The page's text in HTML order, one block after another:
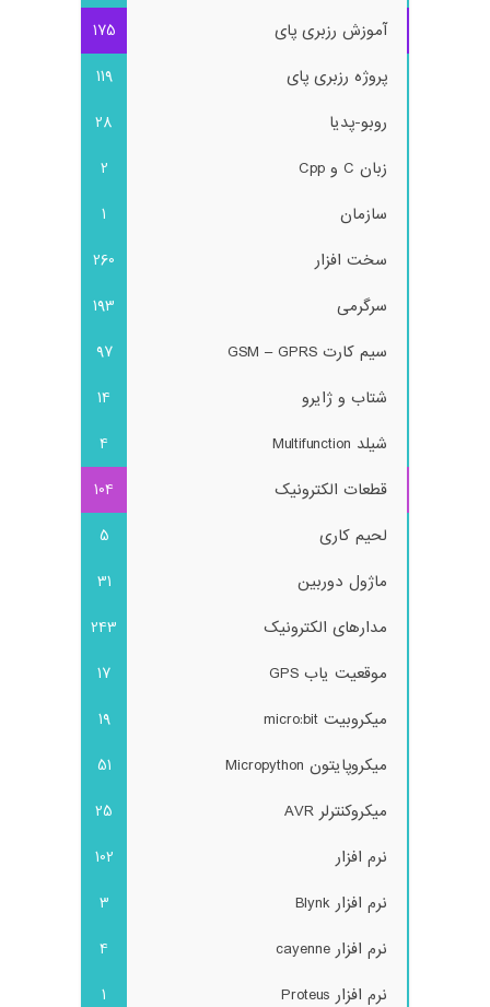
آموزش رزبری پای
175
پروژه رزبری پای
119
روبو-پدیا
28
زبان C و Cpp
2
سازمان
1
سخت افزار
260
سرگرمی
193
سیم کارت GSM – GPRS
97
شتاب و ژایرو
14
شیلد Multifunction
4
قطعات الکترونیک
104
لحیم کاری
5
ماژول دوربین
31
مدارهای الکترونیک
243
موقعیت یاب GPS
17
میکروبیت micro:bit
19
میکروپایتون Micropython
51
میکروکنترلر AVR
25
نرم افزار
102
نرم افزار Blynk
3
نرم افزار cayenne
4
نرم افزار Proteus
1